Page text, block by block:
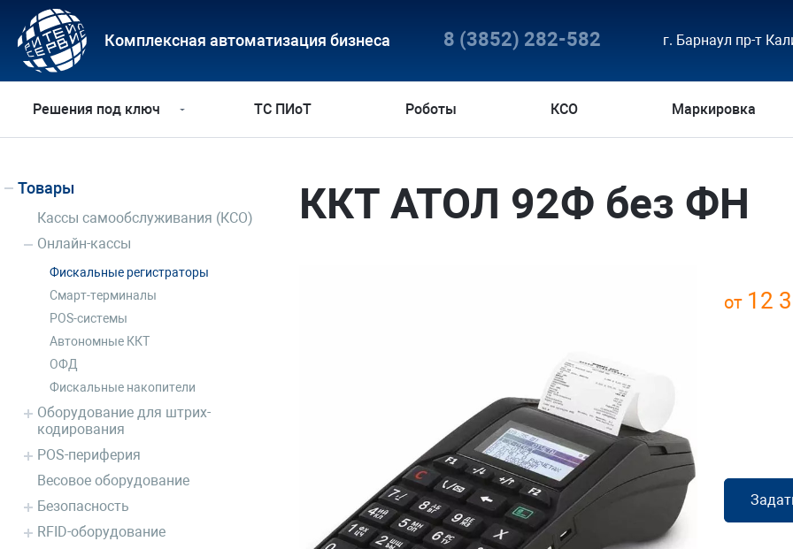
Комплексная автоматизация бизнеса 8 (3852) 282-582 г. Барнаул пр-т
Решения под ключ ТС ПИоТ Роботы КСО Маркировка
Товары
Кассы самообслуживания (КСО)
Онлайн-кассы
Фискальные регистраторы
Смарт-терминалы
POS-системы
Автономные ККТ
ОФД
Фискальные накопители
Оборудование для штрих-
кодирования
POS-периферия
Весовое оборудование
Безопасность
RFID-оборудование
ККТ АТОЛ 92Ф без ФН
от 12